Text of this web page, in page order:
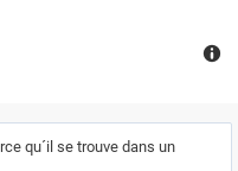
qu´il se trouve dans un